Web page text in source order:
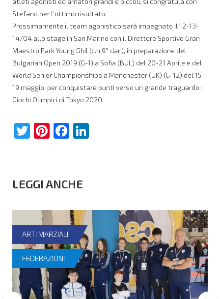
Stefano per l’ottimo risultato.
Prossimamente il team agonistico sarà impegnato il 12-13-
14/04 allo stage in San Marino con il Direttore Sportivo Gran
Maestro Park Young Ghil (c.n.9° dan), in preparazione del
Bulgarian Open 2019 (G-1) a Sofia (BUL) del 20-21 Aprile e del
World Senior Championships a Manchester (UK) (G-12) del 15-
19 maggio, per conquistare punti verso un grande traguardo: i
Giochi Olimpici di Tokyo 2020.
Twitter
Pinterest
Facebook
LEGGI ANCHE
ARTI MARZIALI
FEDERAZIONI